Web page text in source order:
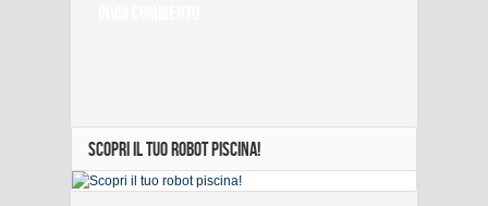
SCOPRI IL TUO ROBOT PISCINA!